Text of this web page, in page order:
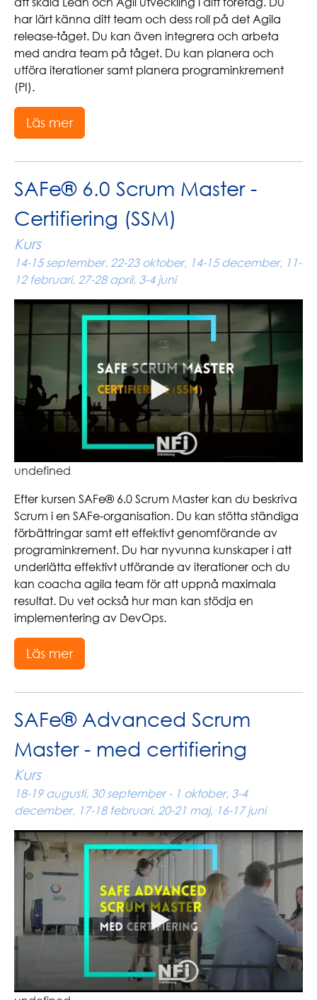
har lärt känna ditt team och dess roll på det Agila
release-tåget. Du kan även integrera och arbeta
med andra team på tåget. Du kan planera och
utföra iterationer samt planera programinkrement
(PI).
Läs mer
SAFe® 6.0 Scrum Master -
Certifiering (SSM)
Kurs
14-15 september, 22-23 oktober, 14-15 december, 11-
12 februari, 27-28 april, 3-4 juni
undefined
Efter kursen SAFe® 6.0 Scrum Master kan du beskriva
Scrum i en SAFe-organisation. Du kan stötta ständiga
förbättringar samt ett effektivt genomförande av
programinkrement. Du har nyvunna kunskaper i att
underlätta effektivt utförande av iterationer och du
kan coacha agila team för att uppnå maximala
resultat. Du vet också hur man kan stödja en
implementering av DevOps.
Läs mer
SAFe® Advanced Scrum
Master - med certifiering
Kurs
18-19 augusti, 30 september - 1 oktober, 3-4
december, 17-18 februari, 20-21 maj, 16-17 juni